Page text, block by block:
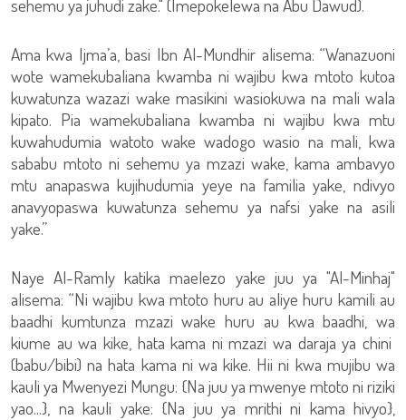
sehemu ya juhudi zake." (Imepokelewa na Abu Dawud).
Ama kwa Ijma’a, basi Ibn Al-Mundhir alisema: “Wanazuoni
wote wamekubaliana kwamba ni wajibu kwa mtoto kutoa
kuwatunza wazazi wake masikini wasiokuwa na mali wala
kipato. Pia wamekubaliana kwamba ni wajibu kwa mtu
kuwahudumia watoto wake wadogo wasio na mali, kwa
sababu mtoto ni sehemu ya mzazi wake, kama ambavyo
mtu anapaswa kujihudumia yeye na familia yake, ndivyo
anavyopaswa kuwatunza sehemu ya nafsi yake na asili
yake.”
Naye Al-Ramly katika maelezo yake juu ya "Al-Minhaj"
alisema: “Ni wajibu kwa mtoto huru au aliye huru kamili au
baadhi kumtunza mzazi wake huru au kwa baadhi, wa
kiume au wa kike, hata kama ni mzazi wa daraja ya chini
(babu/bibi) na hata kama ni wa kike. Hii ni kwa mujibu wa
kauli ya Mwenyezi Mungu: {Na juu ya mwenye mtoto ni riziki
yao...}, na kauli yake: {Na juu ya mrithi ni kama hivyo},